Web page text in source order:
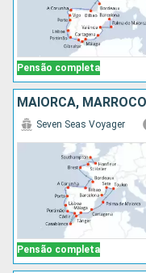
Pensão completa
Pensão completa
Seven Seas Voyager